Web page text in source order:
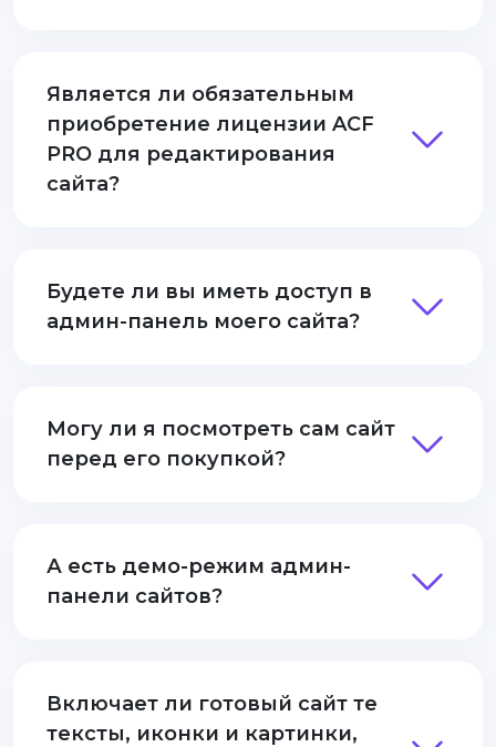
Является ли обязательным
приобретение лицензии ACF
PRO для редактирования
сайта?
Будете ли вы иметь доступ в
админ-панель моего сайта?
Могу ли я посмотреть сам сайт
перед его покупкой?
А есть демо-режим админ-
панели сайтов?
Включает ли готовый сайт те
тексты, иконки и картинки,